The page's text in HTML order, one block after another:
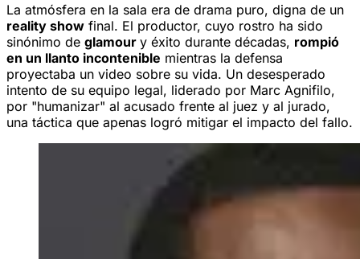
La atmósfera en la sala era de drama puro, digna de un
reality show final. El productor, cuyo rostro ha sido
sinónimo de glamour y éxito durante décadas, rompió
en un llanto incontenible mientras la defensa
proyectaba un video sobre su vida. Un desesperado
intento de su equipo legal, liderado por Marc Agnifilo,
por "humanizar" al acusado frente al juez y al jurado,
una táctica que apenas logró mitigar el impacto del fallo.